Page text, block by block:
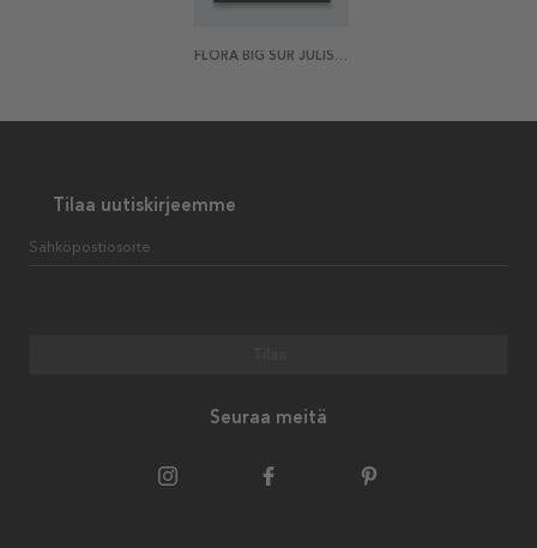
FLORA BIG SUR JULISTE
Tilaa uutiskirjeemme
Sähköpostiosoite
Seuraa meitä